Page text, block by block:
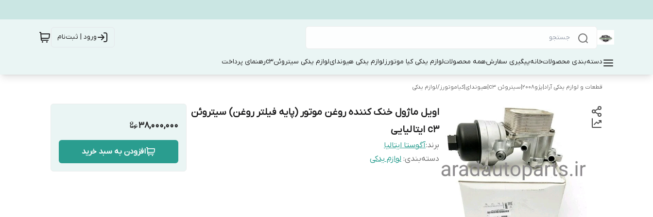
ورود | ثبت‌نام
دسته‌بندی محصولاتخانهپیگیری سفارشهمه محصولاتلوازم یدکی کیا موتورزلوازم یدکی هیوندایلوازم یدکی سیتروئنc3 رهنمای پرداخت
قطعات و لوازم یدکی آراد|پژو۲۰۰۸|سیتروئن c3|هیوندای|کیاموتورز /لوازم یدکی
اویل ماژول خنک کننده روغن موتور (پایه فیلتر روغن) سیتروئن
c3 ایتالیایی
برند:آگوستا ایتالیا
دسته‌بندی: لوازم یدکی
38,000,000
افزودن به سبد خرید